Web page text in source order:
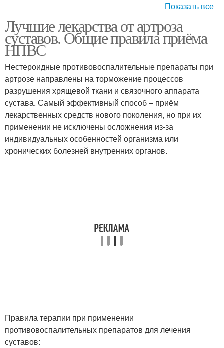
Препараты от артроза Немецкое лекарство
Хондропротекторы при
артрозе
Препараты при артрозе
Уколы от артроза Гимнастика при артрозе
Показать все
Лучшие лекарства от артроза
суставов. Общие правила приёма
НПВС
Нестероидные противовоспалительные препараты при
артрозе направлены на торможение процессов
разрушения хрящевой ткани и связочного аппарата
сустава. Самый эффективный способ – приём
лекарственных средств нового поколения, но при их
применении не исключены осложнения из-за
индивидуальных особенностей организма или
хронических болезней внутренних органов.
Правила терапии при применении
противовоспалительных препаратов для лечения
суставов: